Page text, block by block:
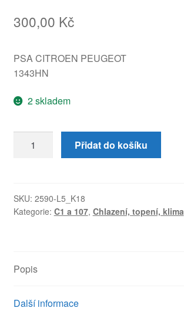
300,00 Kč
PSA CITROEN PEUGEOT
1343HN
2 skladem
hadice
Peugeot
107
Přidat do košíku
SKU: 2590-L5_K18
Kategorie: C1 a 107, Chlazení, topení, klima
Popis
Další informace